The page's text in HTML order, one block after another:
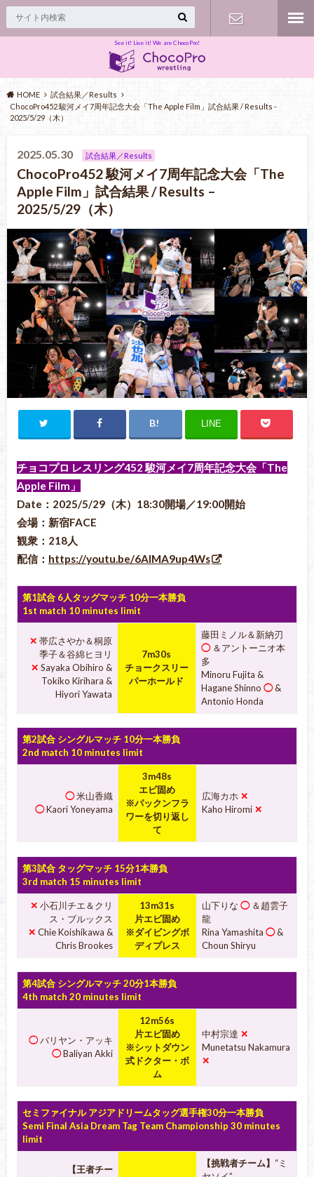
See it! Live it! We are ChocoPro!
HOME
試合結果／Results
ChocoPro452 駿河メイ7周年記念大会「The Apple Film」試合結果 / Results -
2025/5/29（木）
2025.05.30 試合結果／Results
ChocoPro452 駿河メイ7周年記念大会「The
Apple Film」試合結果 / Results –
2025/5/29（木）
LINE
チョコプロ レスリング452 駿河メイ7周年記念大会「The
Apple Film」
Date：2025/5/29（木）18:30開場／19:00開始
会場：新宿FACE
観衆：218人
配信： https://youtu.be/6AlMA9up4Ws
第1試合 6人タッグマッチ 10分一本勝負
1st match 10 minutes limit
✕ 帯広さやか＆桐原
季子＆谷綿ヒヨリ
✕ Sayaka Obihiro &
Tokiko Kirihara &
Hiyori Yawata
7m30s
チョークスリー
パーホールド
藤田ミノル＆新納刃
◯ ＆アントーニオ本
多
Minoru Fujita &
Hagane Shinno ◯&
Antonio Honda
第2試合 シングルマッチ 10分一本勝負
2nd match 10 minutes limit
◯米山香織
◯Kaori Yoneyama
3m48s
エビ固め
※パックンフラ
ワーを切り返し
て
広海カホ ✕
Kaho Hiromi ✕
第3試合 タッグマッチ 15分1本勝負
3rd match 15 minutes limit
✕ 小石川チエ＆クリ
ス・ブルックス
✕ Chie Koishikawa &
Chris Brookes
13m31s
片エビ固め
※ダイビングボ
ディプレス
山下りな ◯ ＆趙雲子
龍
Rina Yamashita ◯&
Choun Shiryu
第4試合 シングルマッチ 20分1本勝負
4th match 20 minutes limit
◯バリヤン・アッキ
◯Baliyan Akki
12m56s
片エビ固め
※シットダウン
式ドクター・ボ
ム
中村宗達 ✕
Munetatsu Nakamura
✕
セミファイナル アジアドリームタッグ選手権30分一本勝負
Semi Final Asia Dream Tag Team Championship 30 minutes
limit
【王者チー
【挑戦者チーム】 “ミ